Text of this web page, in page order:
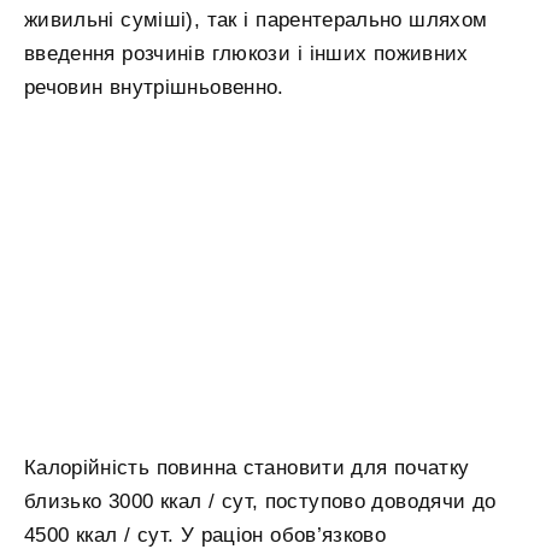
живильні суміші), так і парентерально шляхом
введення розчинів глюкози і інших поживних
речовин внутрішньовенно.
Калорійність повинна становити для початку
близько 3000 ккал / сут, поступово доводячи до
4500 ккал / сут. У раціон обов’язково